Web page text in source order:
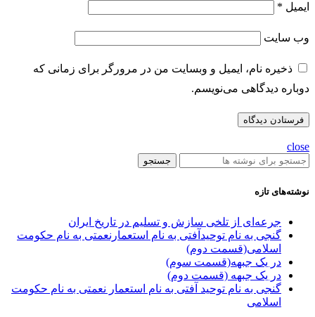
ایمیل *
وب‌ سایت
ذخیره نام، ایمیل و وبسایت من در مرورگر برای زمانی که
دوباره دیدگاهی می‌نویسم.
close
جستجو
نوشته‌های تازه
جرعه‌ای از تلخی سازش و تسلیم در تاریخ ایران
گنجی به نام توحیدآفتی به نام استعمارنعمتی به نام حکومت
اسلامی(قسمت دوم)
در یک جبهه(قسمت سوم)
در یک جبهه (قسمت دوم)
گنجی به نام توحید آفتی به نام استعمار نعمتی به نام حکومت
اسلامی